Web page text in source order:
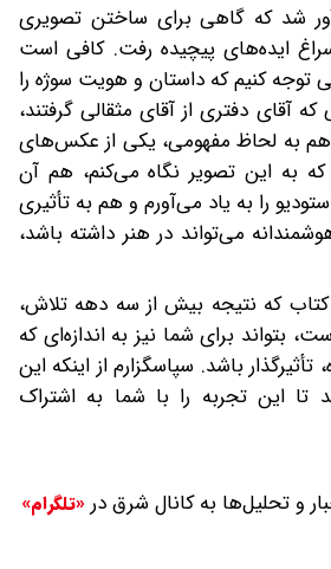
شد که گاهی برای ساختن تصویری
سراغ ایده‌های پیچیده رفت. کافی است
توجه کنیم که داستان و هویت سوژه را
آقای دفتری از آقای مثقالی گرفتند،
به لحاظ مفهومی، یکی از عکس‌های
به این تصویر نگاه می‌کنم، هم آن
را به یاد می‌آورم و هم به تأثیری
می‌تواند در هنر داشته باشد،
کتاب که نتیجه بیش از سه دهه تلاش،
بتواند برای شما نیز به اندازه‌ای که
باشد. سپاسگزارم از اینکه این
این تجربه را با شما به اشتراک
و تحلیل‌ها به کانال شرق در «تلگرام»